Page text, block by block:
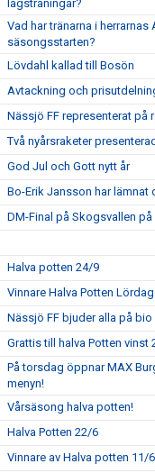
lagsträningar?
Vad har tränarna i
säsongsstarten?
Lövdahl kallad till Bosön
Avtackning och
Nässjö FF representerat på
Två nyårsraketer
God Jul och Gott nytt år
Bo-Erik Jansson har lämnat
DM-Final på Skogsvallen
Halva potten 24/9
Vinnare Halva Potten
Nässjö FF bjuder alla på
Grattis till halva Potten vinst
På torsdag öppnar MAX
menyn!
Vårsäsong halva potten!
Halva Potten 22/6
Vinnare av Halva potten 11/6